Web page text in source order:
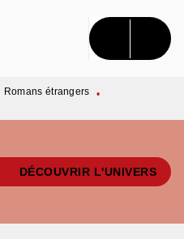
CONTENU
Romans étrangers
•
DÉCOUVRIR L'UNIVERS